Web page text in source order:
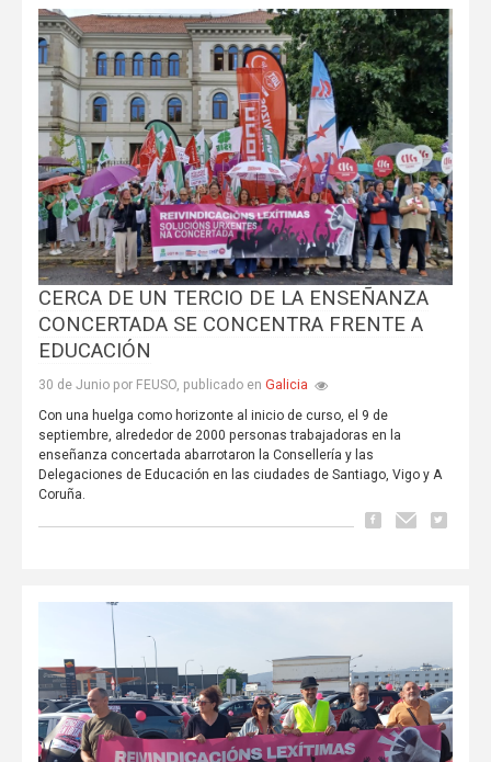
CERCA DE UN TERCIO DE LA ENSEÑANZA
CONCERTADA SE CONCENTRA FRENTE A
EDUCACIÓN
30 de Junio por FEUSO, publicado en Galicia
Con una huelga como horizonte al inicio de curso, el 9 de
septiembre, alrededor de 2000 personas trabajadoras en la
enseñanza concertada abarrotaron la Consellería y las
Delegaciones de Educación en las ciudades de Santiago, Vigo y A
Coruña.